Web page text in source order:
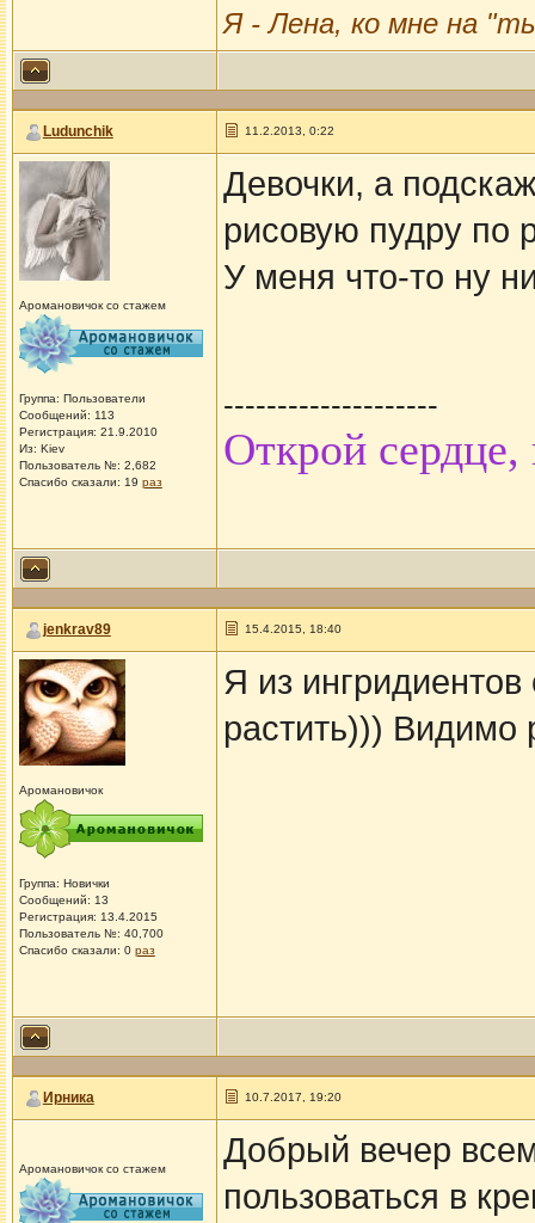
Я - Лена, ко мне на
Ludunchik 11.2.2013, 0:22
Аромановичок со стажем
Группа: Пользователи
Сообщений: 113
Регистрация: 21.9.2010
Из: Kiev
Пользователь №: 2,682
Спасибо сказали: 19 раз
Девочки, а
рисовую пудру по
У меня что-то ну
--------------------
Открой
jenkrav89 15.4.2015, 18:40
Аромановичок
Группа: Новички
Сообщений: 13
Регистрация: 13.4.2015
Пользователь №: 40,700
Спасибо сказали: 0 раз
Я из
растить))) Видимо
Ирника 10.7.2017, 19:20
Аромановичок со стажем
Добрый вечер
пользоваться в